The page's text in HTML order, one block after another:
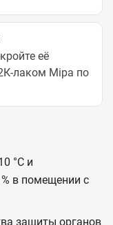
её
лаком Mipa по
°C и
в помещении с
защиты органов